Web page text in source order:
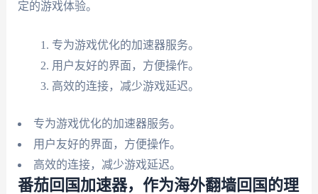
定的游戏体验。
专为游戏优化的加速器服务。
用户友好的界面，方便操作。
高效的连接，减少游戏延迟。
专为游戏优化的加速器服务。
用户友好的界面，方便操作。
高效的连接，减少游戏延迟。
番茄回国加速器，作为海外翻墙回国的理